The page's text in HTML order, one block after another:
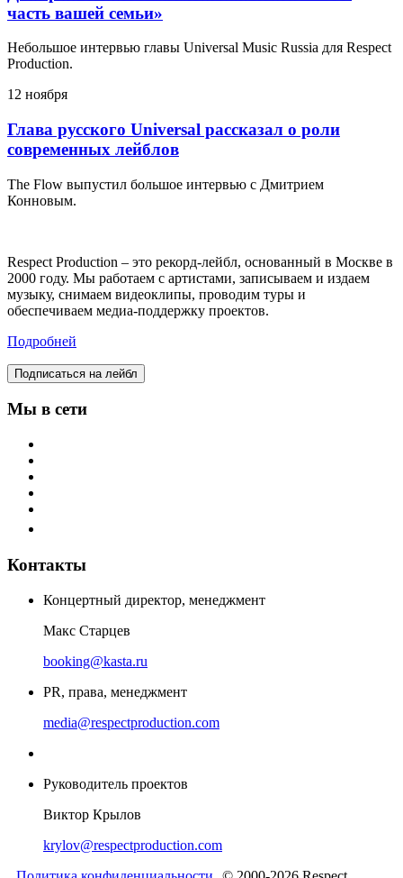
часть вашей семьи»
Небольшое интервью главы Universal Music Russia для Respect
Production.
12 ноября
Глава русского Universal рассказал о роли
современных лейблов
The Flow выпустил большое интервью с Дмитрием
Конновым.
Respect Production – это рекорд-лейбл, основанный в Москве в
2000 году. Мы работаем с артистами, записываем и издаем
музыку, снимаем видеоклипы, проводим туры и
обеспечиваем медиа-поддержку проектов.
Подробней
Подписаться на лейбл
Мы в сети
Контакты
Концертный директор, менеджмент
Макс Старцев
booking@kasta.ru
PR, права, менеджмент
media@respectproduction.com
Руководитель проектов
Виктор Крылов
krylov@respectproduction.com